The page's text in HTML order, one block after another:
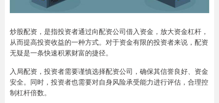
炒股配资，是指投资者通过向配资公司借入资金，放大资金杠杆，
从而提高投资收益的一种方式。对于资金有限的投资者来说，配资
无疑是一条快速积累财富的捷径。
入局配资，投资者需要谨慎选择配资公司，确保其信誉良好、资金
安全。同时，投资者也需要对自身风险承受能力进行评估，合理控
制杠杆倍数。